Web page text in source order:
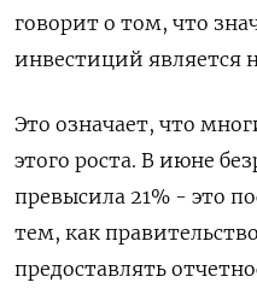
говорит о том, что
инвестиций является
Это означает, что
этого роста. В июне
превысила 21% - это
тем, как
предоставлять